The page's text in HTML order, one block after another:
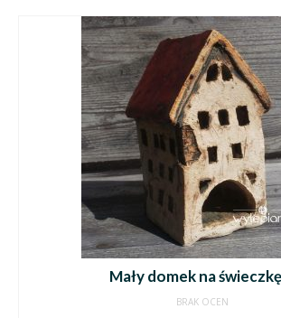
Mały domek na
BRAK OCEN